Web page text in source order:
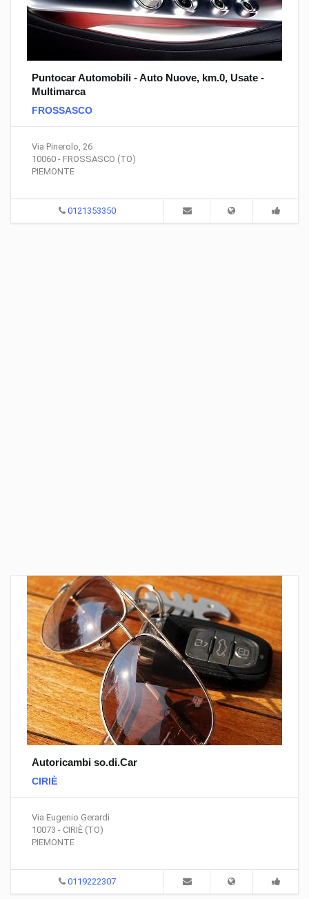
Puntocar Automobili - Auto Nuove, km.0, Usate -
Multimarca
FROSSASCO
Via Pinerolo, 26
10060 - FROSSASCO (TO)
PIEMONTE
0121353350
Autoricambi so.di.Car
CIRIÈ
Via Eugenio Gerardi
10073 - CIRIÈ (TO)
PIEMONTE
0119222307